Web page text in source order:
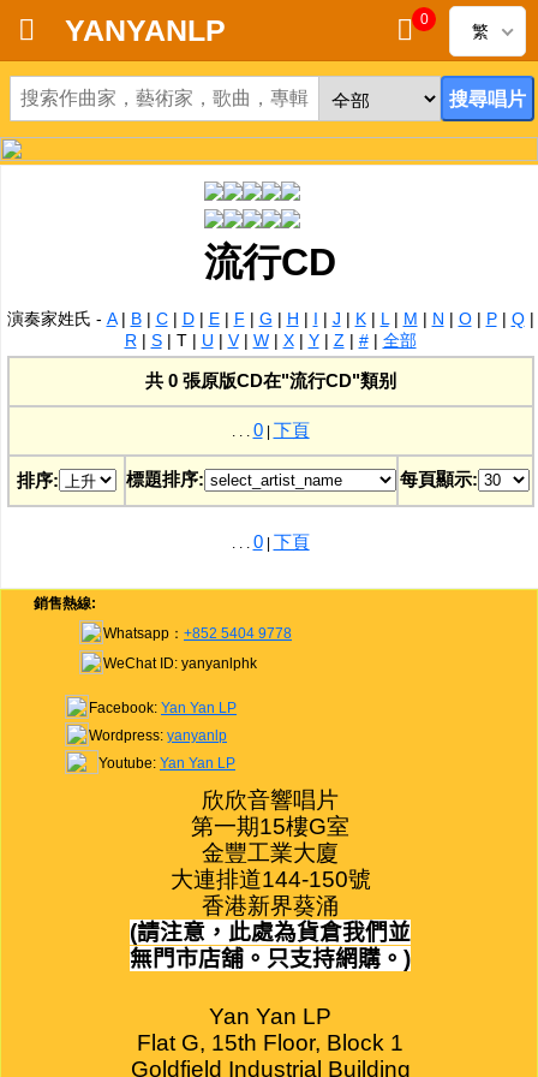
首頁
新到黑膠唱片
CD
清貨發燒零件
關於唱片
聯糸我們
YANYANLP 0
繁
流行CD
演奏家姓氏 - A| B| C| D| E| F | G | H | I | J | K| L | M | N | O| P| Q|
R | S| T| U | V| W| X| Y| Z | #| 全部
共 0 張原版CD在"流行CD"類别
. . . 0 下頁
排序: 標題排序: 每頁顯示:
. . . 0 下頁
銷售熱線:
Whatsapp： +852 5404 9778
WeChat ID: yanyanlphk
Facebook: Yan Yan LP
Wordpress: yanyanlp
Youtube: Yan Yan LP
欣欣音響唱片
第一期15樓G室
金豐工業大廈
大連排道144-150號
香港新界葵涌
(請注意，此處為貨倉我們並
無門市店舖。只支持網購。 )
Yan Yan LP
Flat G, 15th Floor, Block 1
Goldfield Industrial Building